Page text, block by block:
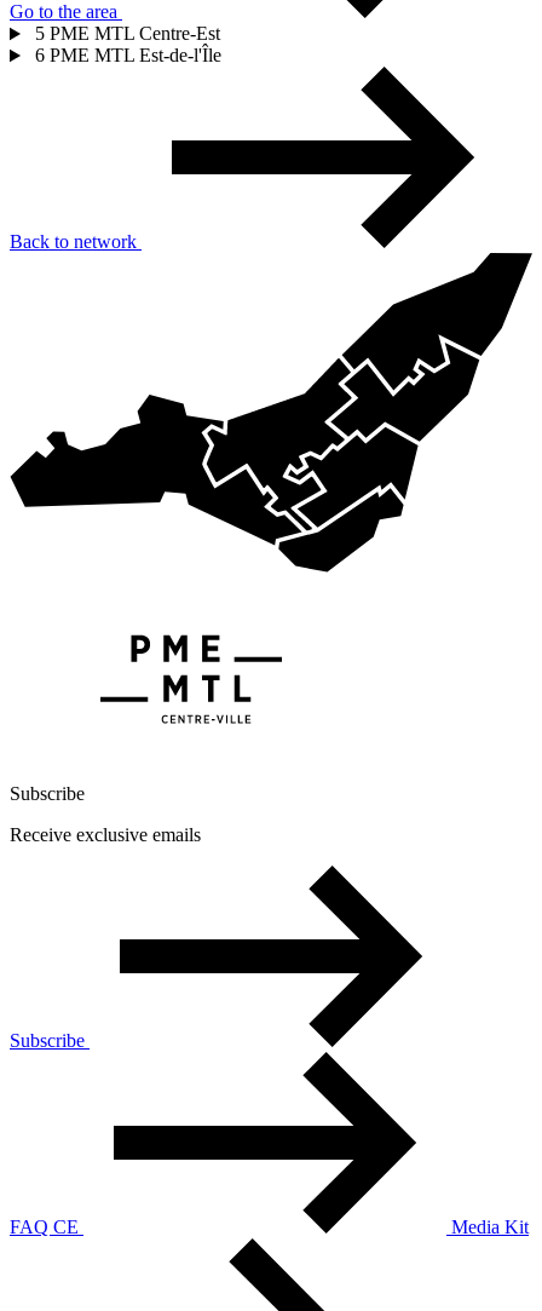
Go to the area
5 PME MTL Centre-Est
6 PME MTL Est-de-l'Île
Back to network
Subscribe
Receive exclusive emails
Subscribe
FAQ CE Media Kit